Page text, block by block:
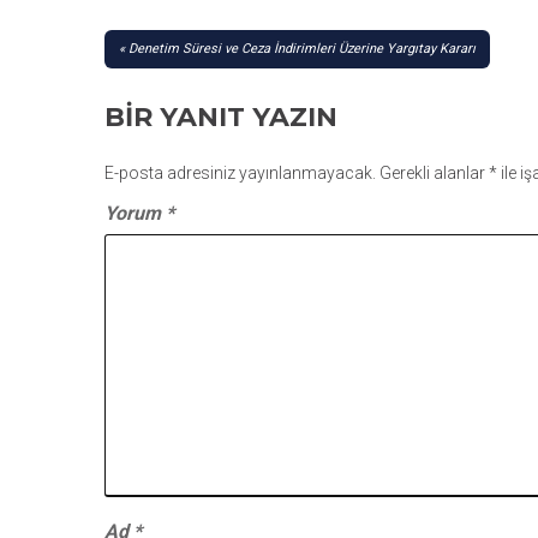
YAZI
Denetim Süresi ve Ceza İndirimleri Üzerine Yargıtay Kararı
BIR YANIT YAZIN
E-posta adresiniz yayınlanmayacak. Gerekli alanlar* ile
Yorum *
Ad *